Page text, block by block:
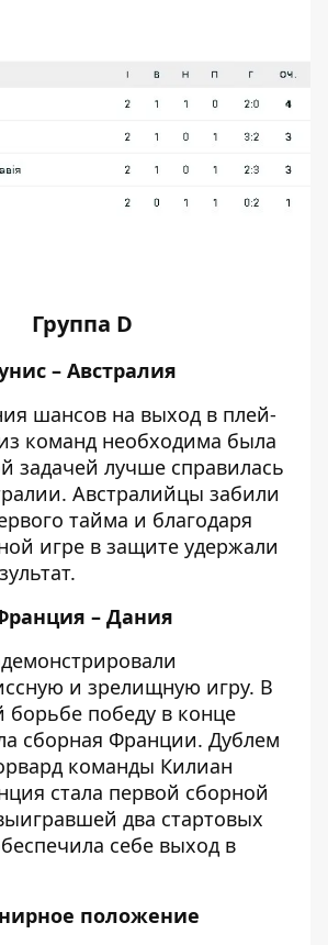
Группа D
– Австралия
шансов на выход в плей-
команд необходима была
задачей лучше справилась
Австралийцы забили
тайма и благодаря
игре в защите удержали
.
– Дания
и зрелищную игру. В
победу в конце
сборная Франции. Дублем
команды Килиан
стала первой сборной
два стартовых
себе выход в
положение